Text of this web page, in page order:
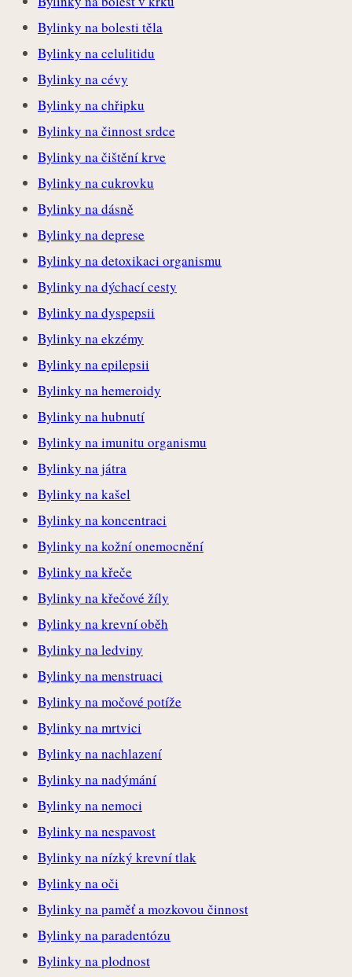
Bylinky na bolesti těla
Bylinky na celulitidu
Bylinky na cévy
Bylinky na chřipku
Bylinky na činnost srdce
Bylinky na čištění krve
Bylinky na cukrovku
Bylinky na dásně
Bylinky na deprese
Bylinky na detoxikaci organismu
Bylinky na dýchací cesty
Bylinky na dyspepsii
Bylinky na ekzémy
Bylinky na epilepsii
Bylinky na hemeroidy
Bylinky na hubnutí
Bylinky na imunitu organismu
Bylinky na játra
Bylinky na kašel
Bylinky na koncentraci
Bylinky na kožní onemocnění
Bylinky na křeče
Bylinky na křečové žíly
Bylinky na krevní oběh
Bylinky na ledviny
Bylinky na menstruaci
Bylinky na močové potíže
Bylinky na mrtvici
Bylinky na nachlazení
Bylinky na nadýmání
Bylinky na nemoci
Bylinky na nespavost
Bylinky na nízký krevní tlak
Bylinky na oči
Bylinky na paměť a mozkovou činnost
Bylinky na paradentózu
Bylinky na plodnost